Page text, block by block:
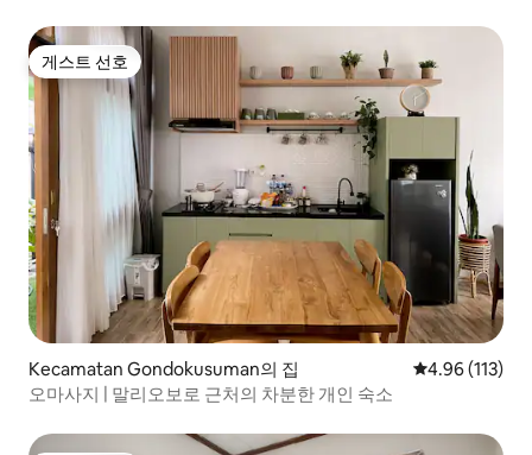
게스트 선호
게스트 선호
Kecamatan Gondokusuman의 집 평점 4.96점(5
4.96 (113)
오마사지 | 말리오보로 근처의 차분한 개인 숙소